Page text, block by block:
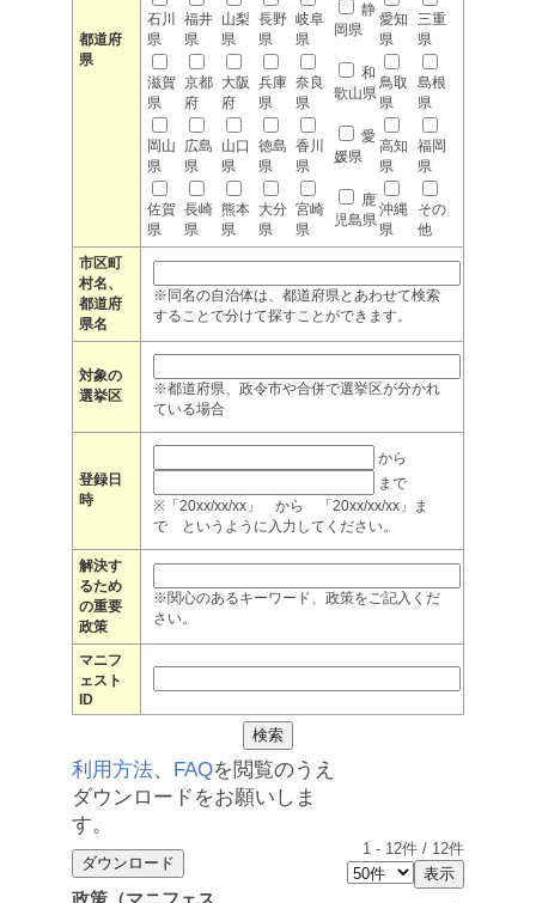
都道府
県
石川
県
福井
県
山梨
県
長野
県
岐阜
県
静
岡県
愛知
県
三重
県
滋賀
県
京都
府
大阪
府
兵庫
県
奈良
県
和
歌山県
鳥取
県
島根
県
岡山
県
広島
県
山口
県
徳島
県
香川
県
愛
媛県
高知
県
福岡
県
佐賀
県
長崎
県
熊本
県
大分
県
宮崎
県
鹿
児島県
沖縄
県
その
他
市区町
村名、
都道府
県名
※同名の自治体は、都道府県とあわせて検索
することで分けて探すことができます。
対象の
選挙区
※都道府県、政令市や合併で選挙区が分かれ
ている場合
登録日
時
から
まで
※「20xx/xx/xx」 から 「20xx/xx/xx」ま
で というように入力してください。
解決す
るため
の重要
政策
※関心のあるキーワード、政策をご記入くだ
さい。
マニフ
ェスト
ID
利用方法、 FAQを閲覧のうえ
ダウンロードをお願いしま
す。
1 - 12件 / 12件